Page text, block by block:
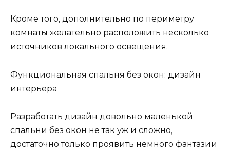
Кроме того, дополнительно по периметру
комнаты желательно расположить несколько
источников локального освещения.
Функциональная спальня без окон: дизайн
интерьера
Разработать дизайн довольно маленькой
спальни без окон не так уж и сложно,
достаточно только проявить немного фантазии